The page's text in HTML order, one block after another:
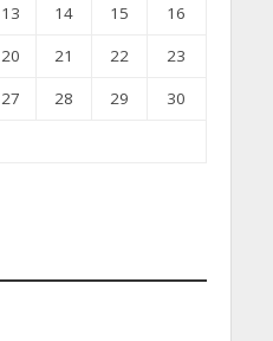
13 14 15
16
20 21 22
23
27 28 29
30